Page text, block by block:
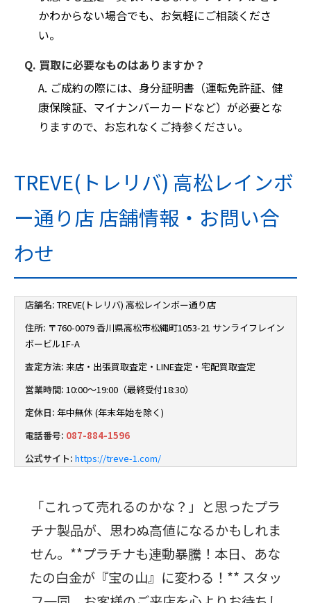
かわからない場合でも、お気軽にご相談くださ
い。
Q. 買取に必要なものはありますか？
A. ご成約の際には、身分証明書（運転免許証、健
康保険証、マイナンバーカードなど）が必要とな
りますので、お忘れなくご持参ください。
TREVE(トレリバ) 高松レインボ
ー通り店 店舗情報・お問い合
わせ
店舗名: TREVE(トレリバ) 高松レインボー通り店
住所: 〒760-0079 香川県高松市松縄町1053-21 サンライフレイン
ボービル1F-A
査定方法: 来店・出張買取査定・LINE査定・宅配買取査定
営業時間: 10:00～19:00（最終受付18:30）
定休日: 年中無休 (年末年始を除く)
電話番号: 087-884-1596
公式サイト: https://treve-1.com/
「これって売れるのかな？」と思ったプラ
チナ製品が、思わぬ高値になるかもしれま
せん。**プラチナも連動暴騰！本日、あな
たの白金が『宝の山』に変わる！** スタッ